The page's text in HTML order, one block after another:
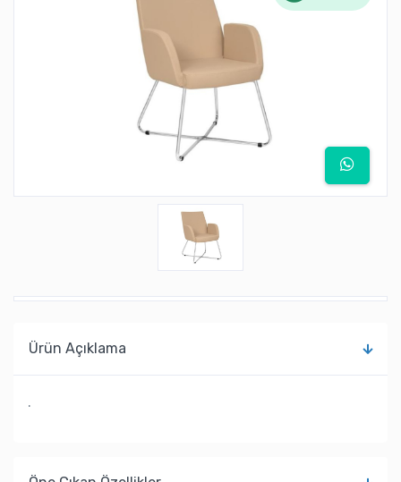
Ürün Açıklama
.